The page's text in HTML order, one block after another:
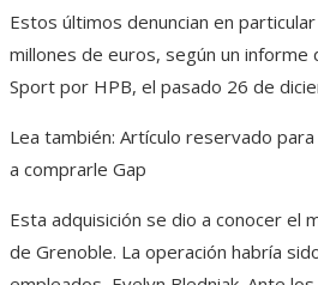
Estos últimos denuncian en
millones de euros, según un informe
Sport por HPB, el pasado 26 de
Lea también: Artículo reservado
a comprarle Gap
Esta adquisición se dio a conocer el
de Grenoble. La operación habría